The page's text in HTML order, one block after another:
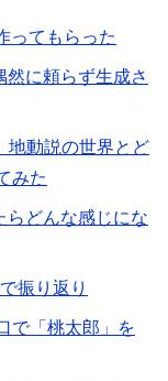
ってもらった
に頼らず生成さ
地動説の世界とど
みた
らどんな感じにな
振り返り
で「桃太郎」を